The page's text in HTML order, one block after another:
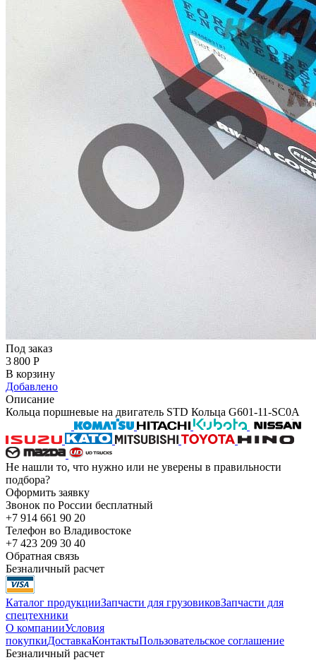
Под заказ
3 800 Р
В корзину
Добавлено
Описание
Кольца поршневые на двигатель STD Кольца G601-11-SC0A
Не нашли то, что нужно или не уверены в правильности
подбора?
Оформить заявку
Звонок по России бесплатный
+7 914 661 90 20
Телефон во Владивостоке
+7 423 209 30 40
Обратная связь
Безналичный расчет
Каталог продукцииЗапчасти для грузовиковЗапчасти для
спецтехники
О компанииУсловия
покупкиДоставкаКонтактыПользовательское соглашение
Безналичный расчет